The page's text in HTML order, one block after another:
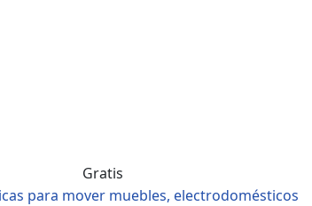
Gratis
para mover muebles, electrodomésticos